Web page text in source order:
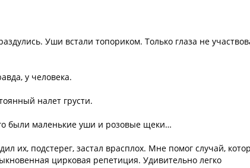
Уши встали топориком. Только глаза не
у человека.
налет грусти.
были маленькие уши и розовые щеки…
их, подстерег, застал врасплох. Мне помог случай,
цирковая репетиция. Удивительно легко